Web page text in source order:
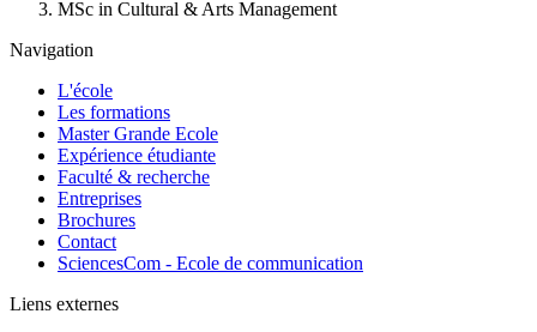
MSc in Cultural & Arts Management
Navigation
L'école
Les formations
Master Grande Ecole
Expérience étudiante
Faculté & recherche
Entreprises
Brochures
Contact
SciencesCom - Ecole de communication
Liens externes